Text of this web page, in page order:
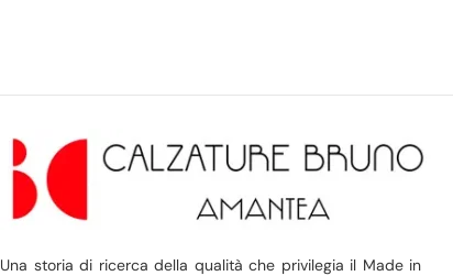
Una storia di ricerca della qualità che privilegia il Made in